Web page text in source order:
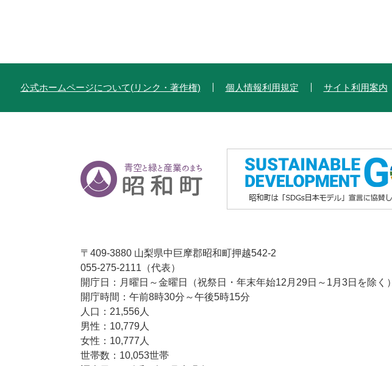
公式ホームページについて(リンク・著作権) 個人情報利用規定 サイト利用案内
〒409-3880 山梨県中巨摩郡昭和町押越542-2
055-275-2111（代表）
開庁日：月曜日～金曜日（祝祭日・年末年始12月29日～1月3日を除く）
開庁時間：午前8時30分～午後5時15分
人口：21,556人
男性：10,779人
女性：10,777人
世帯数：10,053世帯